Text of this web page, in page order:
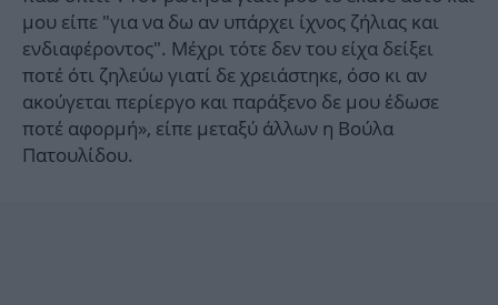
μου είπε "για να δω αν υπάρχει ίχνος ζήλιας και
ενδιαφέροντος". Μέχρι τότε δεν του είχα δείξει
ποτέ ότι ζηλεύω γιατί δε χρειάστηκε, όσο κι αν
ακούγεται περίεργο και παράξενο δε μου έδωσε
ποτέ αφορμή», είπε μεταξύ άλλων η Βούλα
Πατουλίδου.